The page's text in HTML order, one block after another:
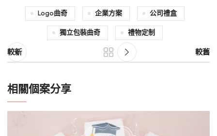
Logo曲奇 企業方案 公司禮盒
獨立包裝曲奇 禮物定制
較新 較舊
相關個案分享